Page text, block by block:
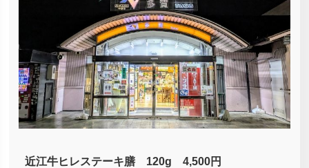
近江牛ヒレステーキ膳 120g 4,500円